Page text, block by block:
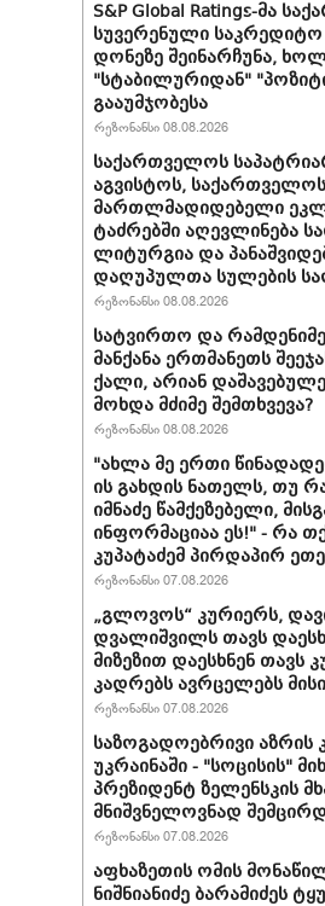
S&P Global Ratings-მა
სუვერენული საკრედიტო
დონეზე შეინარჩუნა,
"სტაბილურიდან"
გააუმჯობესა
რეზონანსი 08.08.2026
საქართველოს
აგვისტოს, საქართველოს
მართლმადიდებელი
ტაძრებში აღევლინება
ლიტურგია და
დაღუპულთა სულების
რეზონანსი 08.08.2026
სატვირთო და რამდენიმე
მანქანა ერთმანეთს
ქალი, არიან
მოხდა მძიმე შემთხვევა?
რეზონანსი 08.08.2026
"ახლა მე ერთი
ის გახდის ნათელს, თუ
იმნაძე წამქეზებელი,
ინფორმაციაა ეს!" - რა
კუპატაძემ პირდაპირ
რეზონანსი 07.08.2026
„გლოვოს“ კურიერს,
დვალიშვილს თავს
მიზეზით დაესხნენ თავს
კადრებს ავრცელებს
რეზონანსი 07.08.2026
საზოგადოებრივი აზრის
უკრაინაში - "სოცისის"
პრეზიდენტ ზელენსკის
მნიშვნელოვნად
რეზონანსი 07.08.2026
აფხაზეთის ომის
ნიშნიანიძე ბარამიძეს